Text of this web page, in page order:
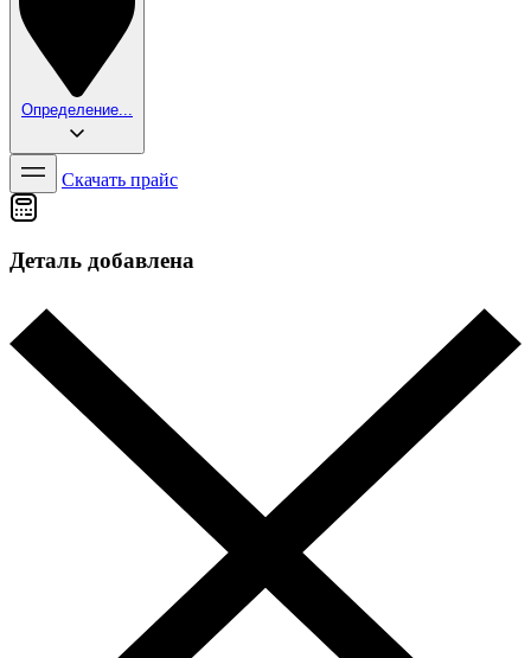
Определение...
Скачать прайс
Деталь добавлена